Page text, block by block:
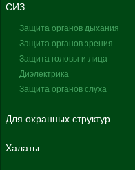
СИЗ
Защита органов дыхания
Защита органов зрения
Защита головы и лица
Диэлектрика
Защита органов слуха
Для охранных структур
Халаты